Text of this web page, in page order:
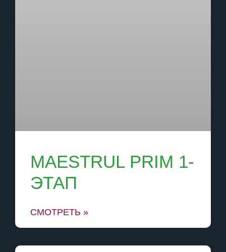
MAESTRUL PRIM 1-
ЭТАП
СМОТРЕТЬ »